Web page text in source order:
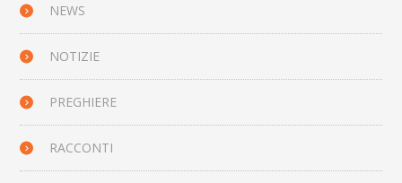
NEWS
NOTIZIE
PREGHIERE
RACCONTI